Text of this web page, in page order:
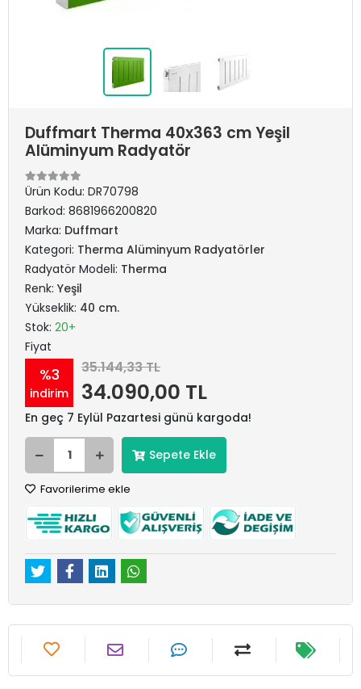
Duffmart Therma 40x363 cm Yeşil
Alüminyum Radyatör
Ürün Kodu: DR70798
Barkod: 8681966200820
Marka: Duffmart
Kategori: Therma Alüminyum Radyatörler
Radyatör Modeli: Therma
Renk: Yeşil
Yükseklik: 40 cm.
Stok: 20+
Fiyat
%3
indirim
35.144,33 TL
34.090,00 TL
En geç 7 Eylül Pazartesi günü kargoda!
Sepete Ekle
Favorilerime ekle